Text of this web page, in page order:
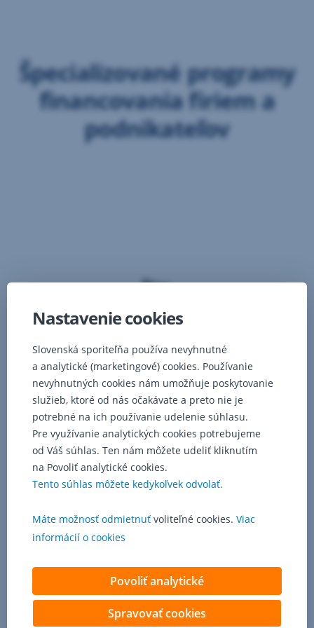
Špecializované programy
financovania firiem a
podnikateľov
Nastavenie cookies
Slovenská sporiteľňa používa nevyhnutné
a analytické (marketingové) cookies. Používanie
nevyhnutných cookies nám umožňuje poskytovanie
služieb, ktoré od nás očakávate a preto nie je
potrebné na ich používanie udelenie súhlasu.
Pre využívanie analytických cookies potrebujeme
od Váš súhlas. Ten nám môžete udeliť kliknutím
na Povoliť analytické cookies.
Tento súhlas môžete kedykoľvek odvolať.
Máte možnosť odmietnuť voliteľné cookies. Viac
informácií o cookies
Povoliť analytické
Spravovať cookies